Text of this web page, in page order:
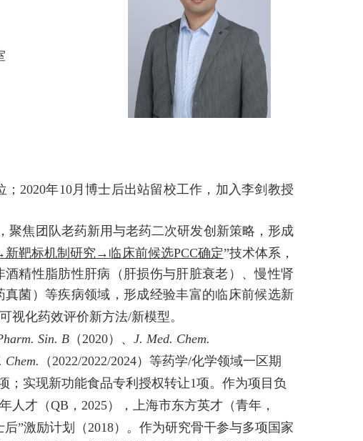
2020年10月博士后出站留校工作，加入李剑教授
，聚焦团队老药新用与老药二次研发创新策略， 形成
新靶标机制研究 → 临床前候选PCC确定”技术体系 ，
精性脂肪性肝病（肝损伤与肝脏衰老）、慢性肾
菌）等疾病领域， 形成经验丰富的临床前候选新
视化药效评价新方法/新模型。
Sin. B （ 2020）、 J. Med. Chem.
Chem. （ 2022/2022/2024）等药学/化学领域一区期
；实现新功能食品专利授权转让1项。作为项目负
人才（QB，2025），上海市东方英才（青年，
后”激励计划（ 2018）。 作为研究骨干参与多项国家